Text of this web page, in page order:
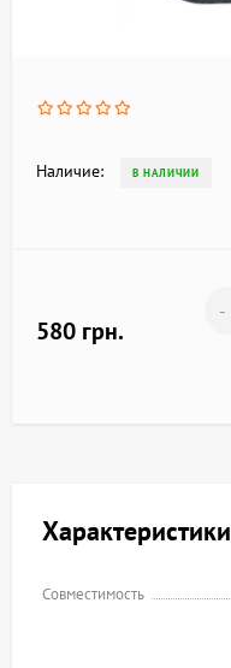
Наличие: В НАЛИЧИИ
580 грн.
-
Характеристики
Совместимость